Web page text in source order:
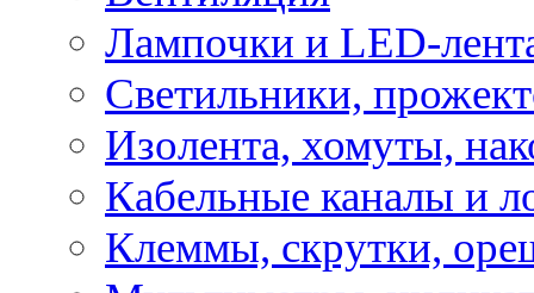
Лампочки и LED-
Светильники,
Изолента, хомуты,
Кабельные каналы и
Клеммы, скрутки,